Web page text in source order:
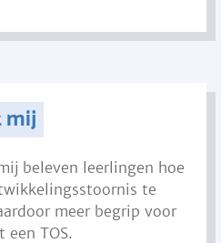
mij
beleven leerlingen hoe
te
meer begrip voor
TOS.